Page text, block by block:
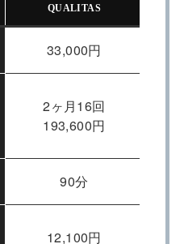
QUALITAS
33,000円
2ヶ月16回
193,600円
90分
12,100円